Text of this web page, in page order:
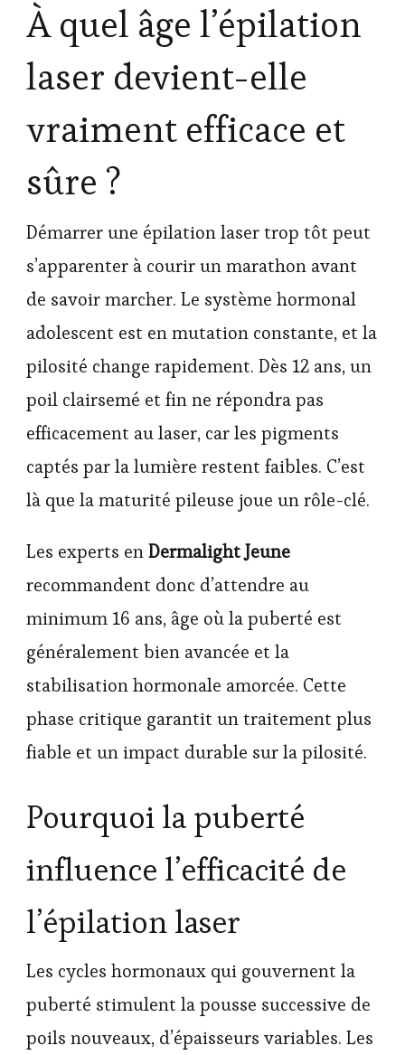
À quel âge l’épilation
laser devient-elle
vraiment efficace et
sûre ?
Démarrer une épilation laser trop tôt peut
s’apparenter à courir un marathon avant
de savoir marcher. Le système hormonal
adolescent est en mutation constante, et la
pilosité change rapidement. Dès 12 ans, un
poil clairsemé et fin ne répondra pas
efficacement au laser, car les pigments
captés par la lumière restent faibles. C’est
là que la maturité pileuse joue un rôle-clé.
Les experts enDermalight Jeune
recommandent donc d’attendre au
minimum 16 ans, âge où la puberté est
généralement bien avancée et la
stabilisation hormonale amorcée. Cette
phase critique garantit un traitement plus
fiable et un impact durable sur la pilosité.
Pourquoi la puberté
influence l’efficacité de
l’épilation laser
Les cycles hormonaux qui gouvernent la
puberté stimulent la pousse successive de
poils nouveaux, d’épaisseurs variables. Les